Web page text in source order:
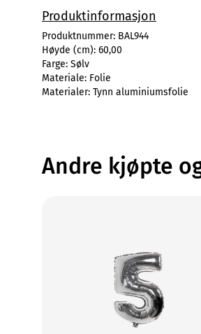
Produktinformasjon
Produktnummer: BAL944
Høyde (cm): 60,00
Farge: Sølv
Materiale: Folie
Materialer: Tynn aluminiumsfolie
Andre kjøpte